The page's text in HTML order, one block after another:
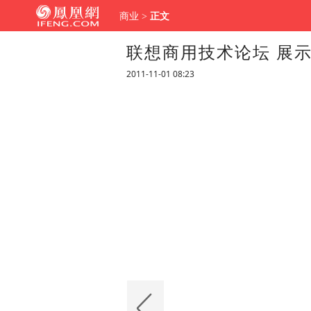
商业 > 正文
联想商用技术论坛 展
2011-11-01 08:23